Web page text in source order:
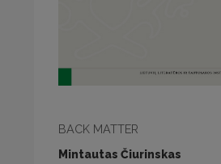
BACK MATTER
Mintautas Čiurinskas